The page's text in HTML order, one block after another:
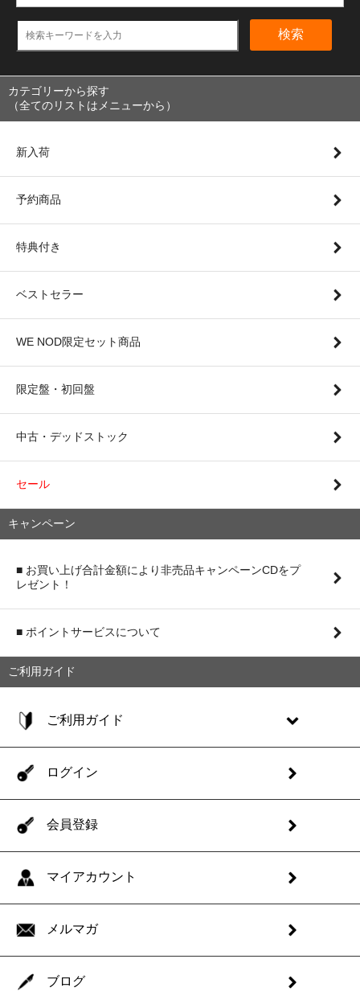
検索
カテゴリーから探す
（全てのリストはメニューから）
新入荷
予約商品
特典付き
ベストセラー
WE NOD限定セット商品
限定盤・初回盤
中古・デッドストック
セール
キャンペーン
■ お買い上げ合計金額により非売品キャンペーンCDをプ
レゼント！
■ ポイントサービスについて
ご利用ガイド
ご利用ガイド
ログイン
会員登録
マイアカウント
メルマガ
ブログ